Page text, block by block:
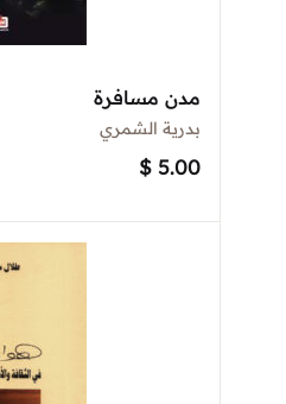
مدن مسافرة
بدرية الشمري
$ 5.00